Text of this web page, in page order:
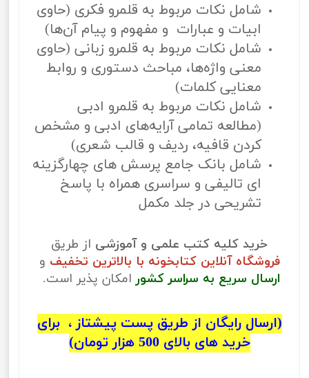
شامل نکات مربوط به قلمرو فکری (حاوی
ابیات و عبارات و مفهوم و پیام آن‌ها)
شامل نکات مربوط به قلمرو زبانی (حاوی
معنی واژه‌ها، مباحث دستوری و روابط
معنایی کلمات)
شامل نکات مربوط به قلمرو ادبی
(مطالعه تمامی آرایه‌های ادبی و مشخص
کردن قافیه، ردیف و قالب شعری)
شامل بانک جامع پرسش های چهارگزینه
ای تالیفی و سراسری همراه با پاسخ
تشریحی در جلد مکمل
خرید کلیه کتب علمی و آموزشی از طریق
فروشگاه آنلاین کتابخونه با بالاترین تخفیف و
ارسال سریع به سراسر کشور امکان پذیر است.
(ارسال رایگان از طریق پست پیشتاز ، برای
خرید های بالای 500 هزار تومان)